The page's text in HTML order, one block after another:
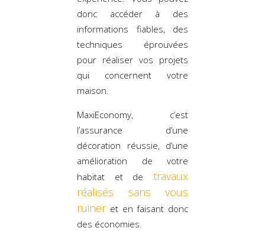
donc accéder à des
informations fiables, des
techniques éprouvées
pour réaliser vos projets
qui concernent votre
maison.
MaxiEconomy, c’est
l’assurance d’une
décoration réussie, d’une
amélioration de votre
habitat et de travaux
réalisés sans vous
ruineret en faisant donc
des économies.